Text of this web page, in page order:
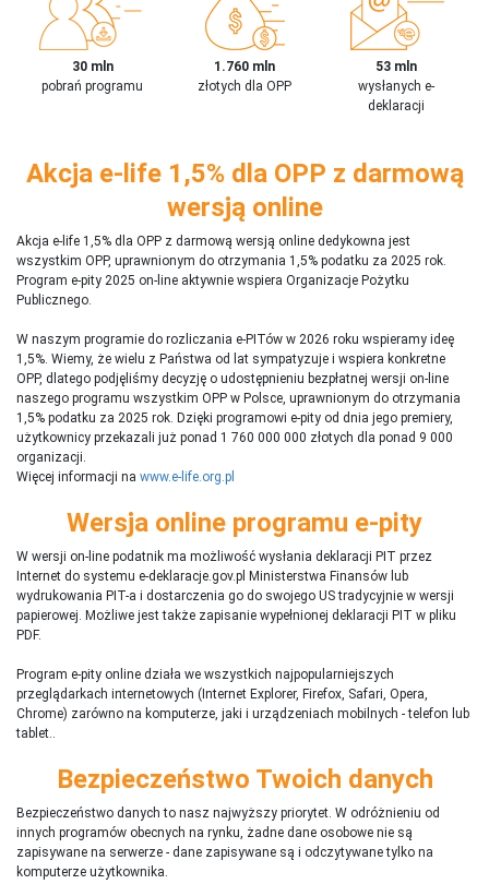
30 mln
pobrań programu
1.760 mln
złotych dla OPP
53 mln
wysłanych e-
deklaracji
Akcja e-life 1,5% dla OPP z darmową
wersją online
Akcja e-life 1,5% dla OPP z darmową wersją online dedykowna jest
wszystkim OPP, uprawnionym do otrzymania 1,5% podatku za 2025 rok.
Program e-pity 2025 on-line aktywnie wspiera Organizacje Pożytku
Publicznego.
W naszym programie do rozliczania e-PITów w 2026 roku wspieramy ideę
1,5%. Wiemy, że wielu z Państwa od lat sympatyzuje i wspiera konkretne
OPP, dlatego podjęliśmy decyzję o udostępnieniu bezpłatnej wersji on-line
naszego programu wszystkim OPP w Polsce, uprawnionym do otrzymania
1,5% podatku za 2025 rok. Dzięki programowi e-pity od dnia jego premiery,
użytkownicy przekazali już ponad 1 760 000 000 złotych dla ponad 9 000
organizacji.
Więcej informacji na www.e-life.org.pl
Wersja online programu e-pity
W wersji on-line podatnik ma możliwość wysłania deklaracji PIT przez
Internet do systemu e-deklaracje.gov.pl Ministerstwa Finansów lub
wydrukowania PIT-a i dostarczenia go do swojego US tradycyjnie w wersji
papierowej. Możliwe jest także zapisanie wypełnionej deklaracji PIT w pliku
PDF.
Program e-pity online działa we wszystkich najpopularniejszych
przeglądarkach internetowych (Internet Explorer, Firefox, Safari, Opera,
Chrome) zarówno na komputerze, jaki i urządzeniach mobilnych - telefon lub
tablet..
Bezpieczeństwo Twoich danych
Bezpieczeństwo danych to nasz najwyższy priorytet. W odróżnieniu od
innych programów obecnych na rynku, żadne dane osobowe nie są
zapisywane na serwerze - dane zapisywane są i odczytywane tylko na
komputerze użytkownika.